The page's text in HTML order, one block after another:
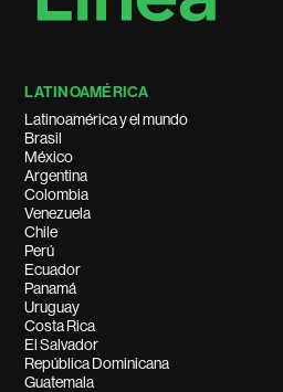
LATINOAMÉRICA
Latinoamérica y el mundo
Brasil
México
Argentina
Colombia
Venezuela
Chile
Perú
Ecuador
Panamá
Uruguay
Costa Rica
El Salvador
República Dominicana
Guatemala